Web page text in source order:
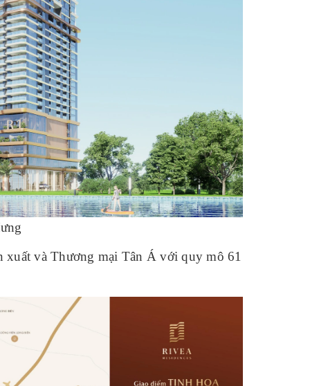
xuất và Thương mại Tân Á với quy mô 61